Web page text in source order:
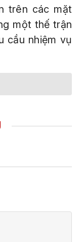
trên các mặt
một thế trận
cầu nhiệm vụ